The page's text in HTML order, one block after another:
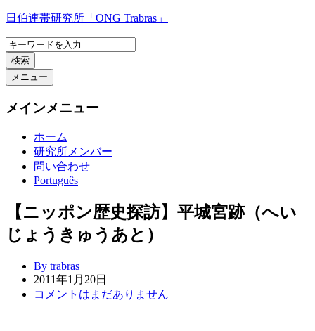
コ
テ
ン
ツ
ス
日伯連帯研究所「ONG Trabras」
検索
メニュー
メインメニュー
ホーム
研究所メンバー
問い合わせ
Português
【ニッポン歴史探訪】平城宮跡（へい
じょうきゅうあと）
By trabras
2011年1月20日
コメントはまだありません